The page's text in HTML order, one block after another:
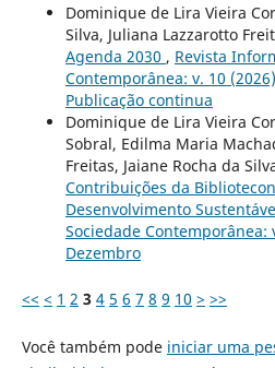
Dominique de Lira Vieira
Silva, Juliana Lazzarotto
Agenda 2030 , Revista
Contemporânea: v. 10
Publicação continua
Dominique de Lira Vieira
Sobral, Edilma Maria
Freitas, Jaiane Rocha da
Contribuições da
Desenvolvimento
Sociedade Contemporânea:
Dezembro
<< < 1 2 3 4 5 6 7 8 9 10 > >>
Você também pode iniciar uma